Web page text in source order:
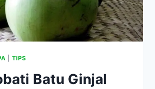
TIPS
Batu Ginjal